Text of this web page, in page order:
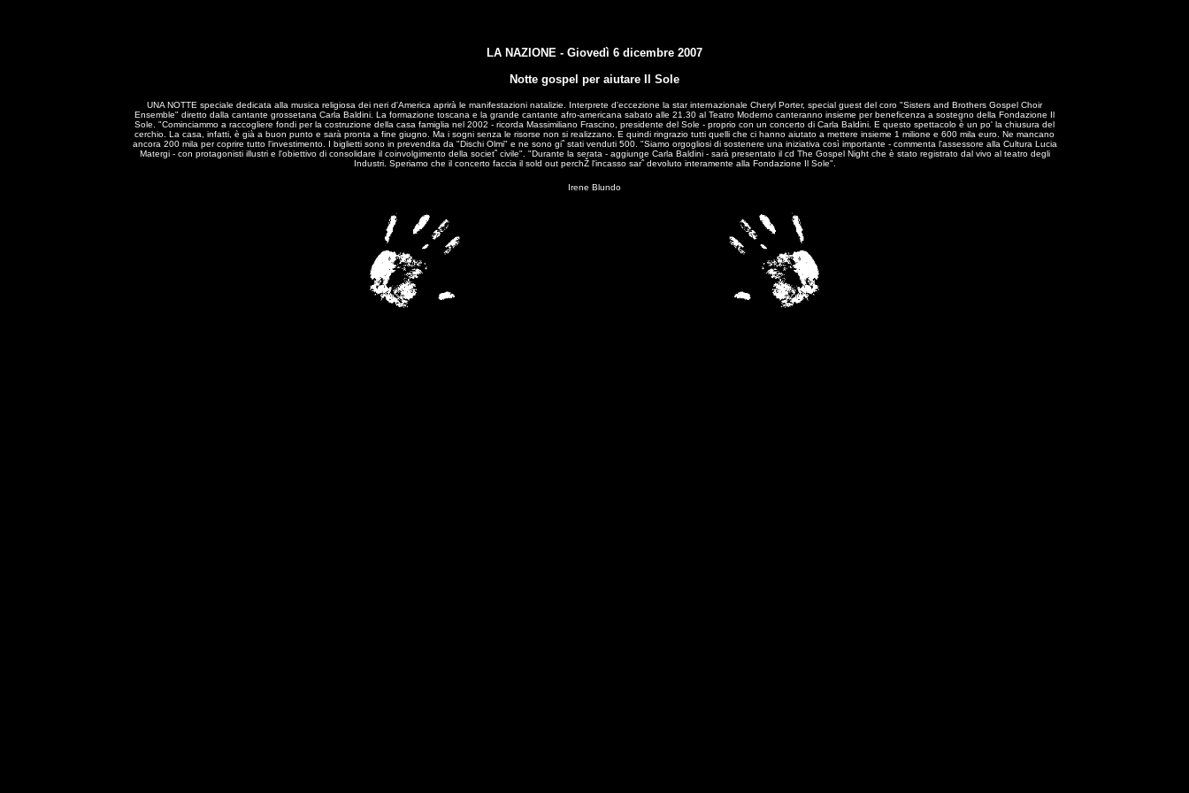
LA NAZIONE - Giovedì 6 dicembre 2007
Notte gospel per aiutare Il Sole
UNA NOTTE speciale dedicata alla musica religiosa dei neri d'America aprirà le manifestazioni natalizie. Interprete d'eccezione la star internazionale Cheryl Porter, special guest del coro "Sisters and Brothers Gospel Choir
Ensemble" diretto dalla cantante grossetana Carla Baldini. La formazione toscana e la grande cantante afro-americana sabato alle 21.30 al Teatro Moderno canteranno insieme per beneficenza a sostegno della Fondazione Il
Sole. "Cominciammo a raccogliere fondi per la costruzione della casa famiglia nel 2002 - ricorda Massimiliano Frascino, presidente del Sole - proprio con un concerto di Carla Baldini. E questo spettacolo è un po' la chiusura del
cerchio. La casa, infatti, è già a buon punto e sarà pronta a fine giugno. Ma i sogni senza le risorse non si realizzano. E quindi ringrazio tutti quelli che ci hanno aiutato a mettere insieme 1 milione e 600 mila euro. Ne mancano
ancora 200 mila per coprire tutto l'investimento. I biglietti sono in prevendita da "Dischi Olmi" e ne sono giˆ stati venduti 500. "Siamo orgogliosi di sostenere una iniziativa così importante - commenta l'assessore alla Cultura Lucia
Matergi - con protagonisti illustri e l'obiettivo di consolidare il coinvolgimento della societˆ civile". "Durante la serata - aggiunge Carla Baldini - sarà presentato il cd The Gospel Night che è stato registrato dal vivo al teatro degli
Industri. Speriamo che il concerto faccia il sold out perchŽ l'incasso sarˆ devoluto interamente alla Fondazione Il Sole".
Irene Blundo